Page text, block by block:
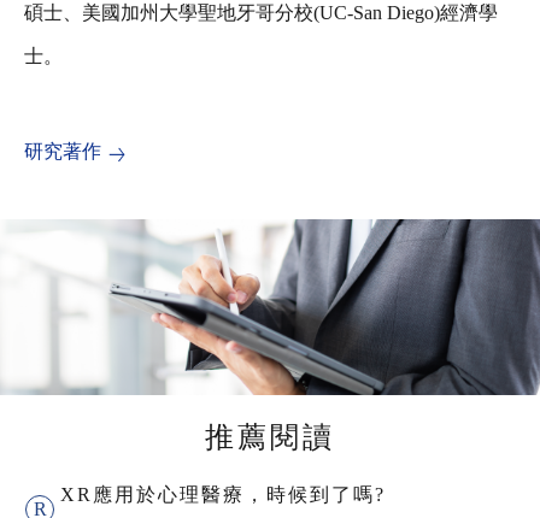
碩士、美國加州大學聖地牙哥分校(UC-San Diego)經濟學
士。
研究著作
推薦閱讀
XR應用於心理醫療，時候到了嗎?